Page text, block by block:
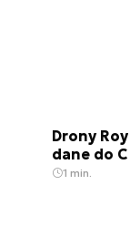
Drony
dane do
1 min.